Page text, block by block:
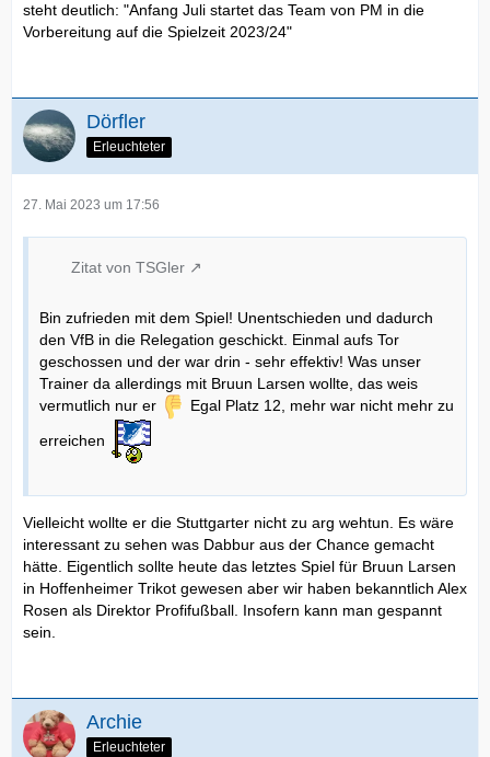
steht deutlich: "Anfang Juli startet das Team von PM in die
Vorbereitung auf die Spielzeit 2023/24"
Dörfler
Erleuchteter
27. Mai 2023 um 17:56
Zitat von TSGler
Bin zufrieden mit dem Spiel! Unentschieden und dadurch
den VfB in die Relegation geschickt. Einmal aufs Tor
geschossen und der war drin - sehr effektiv! Was unser
Trainer da allerdings mit Bruun Larsen wollte, das weis
vermutlich nur er
Egal Platz 12, mehr war nicht mehr zu
erreichen
Vielleicht wollte er die Stuttgarter nicht zu arg wehtun. Es wäre
interessant zu sehen was Dabbur aus der Chance gemacht
hätte. Eigentlich sollte heute das letztes Spiel für Bruun Larsen
in Hoffenheimer Trikot gewesen aber wir haben bekanntlich Alex
Rosen als Direktor Profifußball. Insofern kann man gespannt
sein.
Archie
Erleuchteter